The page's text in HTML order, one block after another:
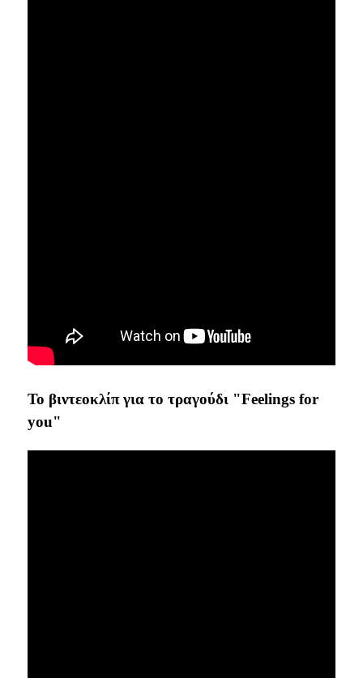
Το βιντεοκλίπ για το τραγούδι "Feelings for
you"